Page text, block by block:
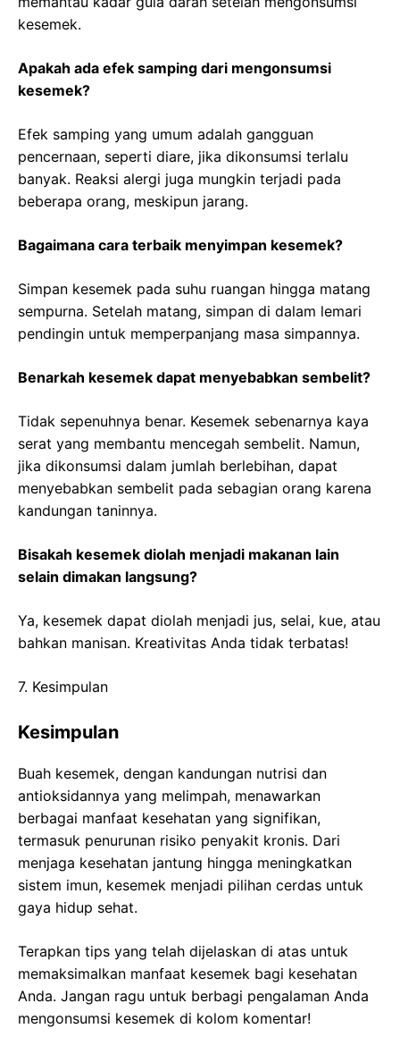
kesemek.
Apakah ada efek samping dari mengonsumsi
kesemek?
Efek samping yang umum adalah gangguan
pencernaan, seperti diare, jika dikonsumsi terlalu
banyak. Reaksi alergi juga mungkin terjadi pada
beberapa orang, meskipun jarang.
Bagaimana cara terbaik menyimpan kesemek?
Simpan kesemek pada suhu ruangan hingga matang
sempurna. Setelah matang, simpan di dalam lemari
pendingin untuk memperpanjang masa simpannya.
Benarkah kesemek dapat menyebabkan sembelit?
Tidak sepenuhnya benar. Kesemek sebenarnya kaya
serat yang membantu mencegah sembelit. Namun,
jika dikonsumsi dalam jumlah berlebihan, dapat
menyebabkan sembelit pada sebagian orang karena
kandungan taninnya.
Bisakah kesemek diolah menjadi makanan lain
selain dimakan langsung?
Ya, kesemek dapat diolah menjadi jus, selai, kue, atau
bahkan manisan. Kreativitas Anda tidak terbatas!
7. Kesimpulan
Kesimpulan
Buah kesemek, dengan kandungan nutrisi dan
antioksidannya yang melimpah, menawarkan
berbagai manfaat kesehatan yang signifikan,
termasuk penurunan risiko penyakit kronis. Dari
menjaga kesehatan jantung hingga meningkatkan
sistem imun, kesemek menjadi pilihan cerdas untuk
gaya hidup sehat.
Terapkan tips yang telah dijelaskan di atas untuk
memaksimalkan manfaat kesemek bagi kesehatan
Anda. Jangan ragu untuk berbagi pengalaman Anda
mengonsumsi kesemek di kolom komentar!